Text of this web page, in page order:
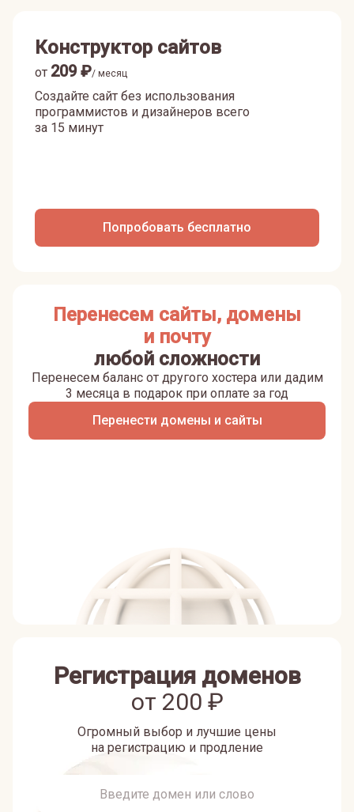
Конструктор сайтов
от 209₽/ месяц
Создайте сайт без использования
программистов и дизайнеров всего
за 15 минут
Попробовать бесплатно
Перенесем сайты, домены
и почту
любой сложности
Перенести домены и сайты
Перенесем баланс от другого хостера или дадим
3 месяца в подарок при оплате за год
Регистрация доменов
от 200 ₽
Огромный выбор и лучшие цены
на регистрацию и продление